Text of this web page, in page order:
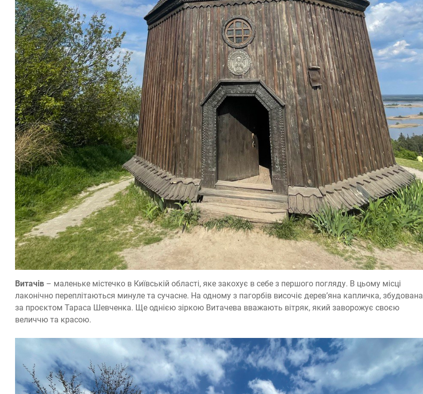
Витачів – маленьке містечко в Київській області, яке закохує в себе з першого погляду. В цьому місці
лаконічно переплітаються минуле та сучасне. На одному з пагорбів височіє дерев’яна капличка, збудована
за проєктом Тараса Шевченка. Ще однією зіркою Витачева вважають вітряк, який заворожує своєю
величчю та красою.